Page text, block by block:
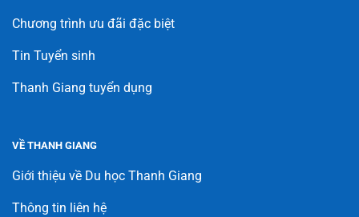
Chương trình ưu đãi đặc biệt
Tin Tuyển sinh
Thanh Giang tuyển dụng
VỀ THANH GIANG
Giới thiệu về Du học Thanh Giang
Thông tin liên hệ